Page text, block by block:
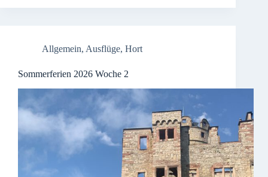
Allgemein, Ausflüge, Hort
Sommerferien 2026 Woche 2